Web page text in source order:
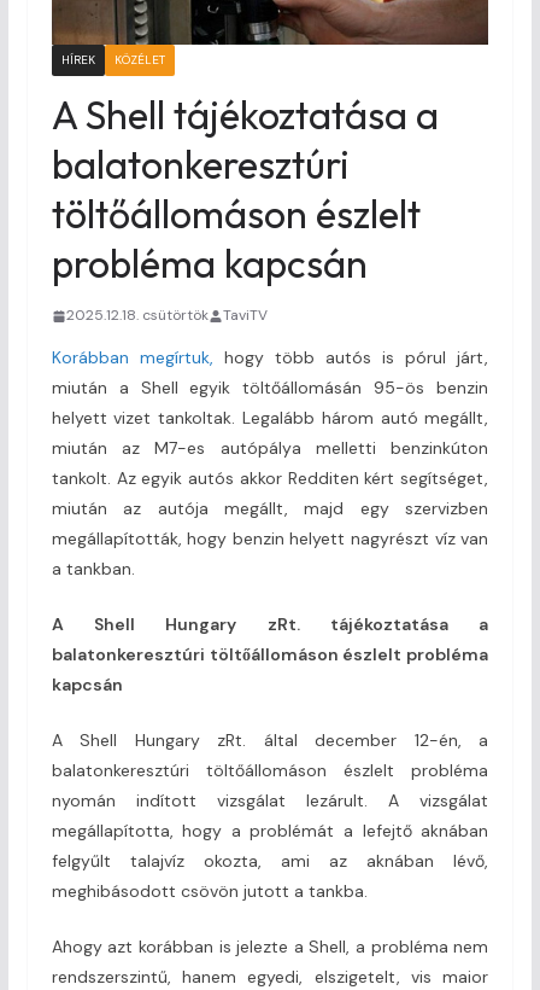
HÍREK KÖZÉLET
A Shell tájékoztatása a
balatonkeresztúri
töltőállomáson észlelt
probléma kapcsán
2025.12.18. csütörtök TaviTV
Korábban megírtuk, hogy több autós is pórul járt,
miután a Shell egyik töltőállomásán 95-ös benzin
helyett vizet tankoltak. Legalább három autó megállt,
miután az M7-es autópálya melletti benzinkúton
tankolt. Az egyik autós akkor Redditen kért segítséget,
miután az autója megállt, majd egy szervizben
megállapították, hogy benzin helyett nagyrészt víz van
a tankban.
A Shell Hungary zRt. tájékoztatása a
balatonkeresztúri töltőállomáson észlelt probléma
kapcsán
A Shell Hungary zRt. által december 12-én, a
balatonkeresztúri töltőállomáson észlelt probléma
nyomán indított vizsgálat lezárult. A vizsgálat
megállapította, hogy a problémát a lefejtő aknában
felgyűlt talajvíz okozta, ami az aknában lévő,
meghibásodott csövön jutott a tankba.
Ahogy azt korábban is jelezte a Shell, a probléma nem
rendszerszintű, hanem egyedi, elszigetelt, vis maior